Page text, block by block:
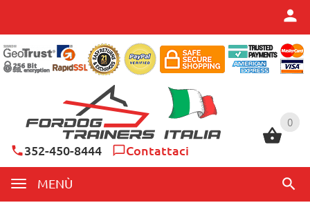
0
352-450-8444 Contattaci
MENÙ
0